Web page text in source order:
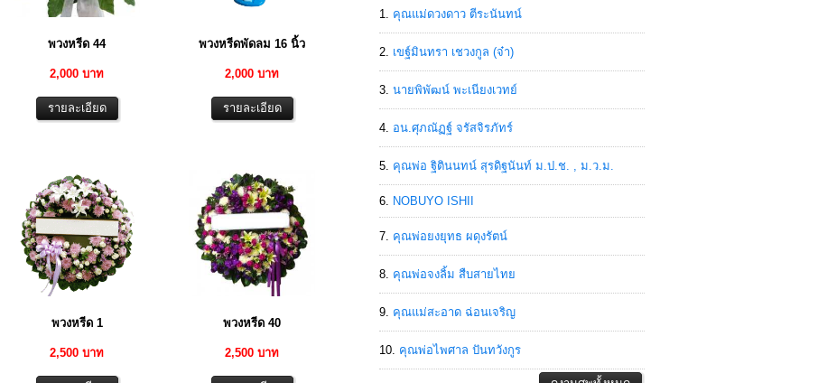
พวงหรีด 44
2,000 บาท
พวงหรีดพัดลม 16 นิ้ว
2,000 บาท
พวงหรีด 1
2,500 บาท
พวงหรีด 40
2,500 บาท
คุณแม่ดวงดาว ตีระนันทน์
เขฐ์มินทรา เชวงกูล (จ๋า)
นายพิพัฒน์ พะเนียงเวทย์
อน.ศุภณัฏฐ์ จรัสจิรภัทร์
คุณพ่อ ฐิตินนทน์ สุรดิฐนันท์ ม.ป.ช. , ม.ว.ม.
NOBUYO ISHII
คุณพ่อยงยุทธ ผดุงรัตน์
คุณพ่อจงลิ้ม สืบสายไทย
คุณแม่สะอาด ฉ่อนเจริญ
คุณพ่อไพศาล ปันทวังกูร